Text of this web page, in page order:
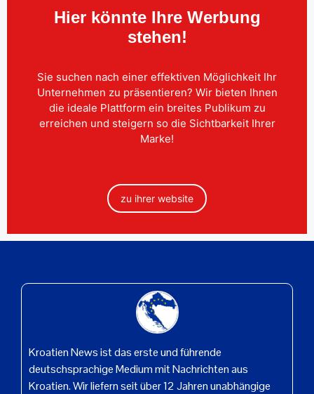
Hier könnte Ihre Werbung
stehen!
Sie suchen nach einer effektiven Möglichkeit Ihr
Unternehmen zu präsentieren? Wir bieten Ihnen
die ideale Plattform ein breites Publikum zu
erreichen und steigern so die Sichtbarkeit Ihrer
Marke!
zu ihrer website
Kroatien News ist das erste und führende
deutschsprachige Medium mit Nachrichten aus
Kroatien. Wir liefern seit über 12 Jahren unabhängige